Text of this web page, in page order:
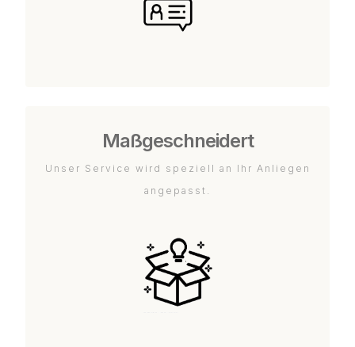
Maßgeschneidert
Unser Service wird speziell an Ihr Anliegen
angepasst.